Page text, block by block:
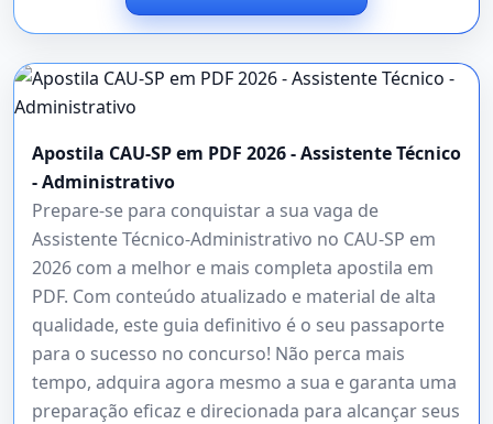
Apostila CAU-SP em PDF 2026 - Assistente Técnico
- Administrativo
Prepare-se para conquistar a sua vaga de
Assistente Técnico-Administrativo no CAU-SP em
2026 com a melhor e mais completa apostila em
PDF. Com conteúdo atualizado e material de alta
qualidade, este guia definitivo é o seu passaporte
para o sucesso no concurso! Não perca mais
tempo, adquira agora mesmo a sua e garanta uma
preparação eficaz e direcionada para alcançar seus